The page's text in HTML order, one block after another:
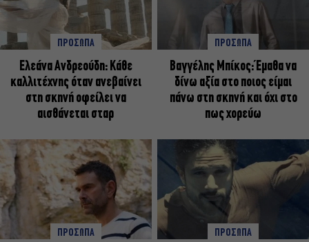
ΠΡΟΣΩΠΑ
Ελεάνα Ανδρεούδη: Κάθε
καλλιτέχνης όταν ανεβαίνει
στη σκηνή οφείλει να
αισθάνεται σταρ
ΠΡΟΣΩΠΑ
Βαγγέλης Μπίκος: Έμαθα να
δίνω αξία στο ποιος είμαι
πάνω στη σκηνή και όχι στο
πως χορεύω
ΠΡΟΣΩΠΑ ΠΡΟΣΩΠΑ